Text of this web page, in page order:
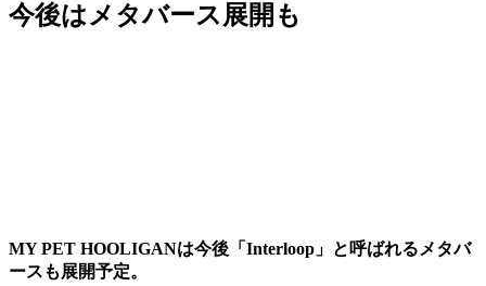
今後はメタバース展開も
MY PET HOOLIGANは今後「Interloop」と呼ばれるメタバ
ースも展開予定。